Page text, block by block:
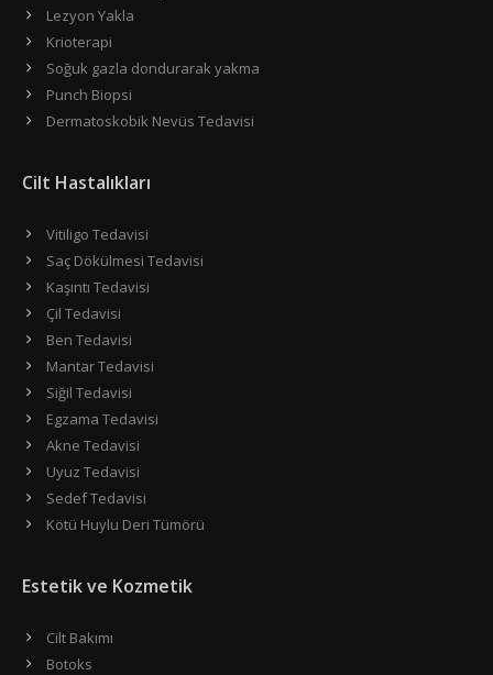
Lezyon Yakla
Krioterapi
Soğuk gazla dondurarak yakma
Punch Biopsi
Dermatoskobik Nevüs Tedavisi
Cilt Hastalıkları
Vitiligo Tedavisi
Saç Dökülmesi Tedavisi
Kaşıntı Tedavisi
Çil Tedavisi
Ben Tedavisi
Mantar Tedavisi
Siğil Tedavisi
Egzama Tedavisi
Akne Tedavisi
Uyuz Tedavisi
Sedef Tedavisi
Kötü Huylu Deri Tümörü
Estetik ve Kozmetik
Cilt Bakımı
Botoks